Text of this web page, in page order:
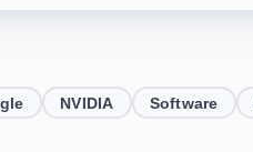
NVIDIA Software